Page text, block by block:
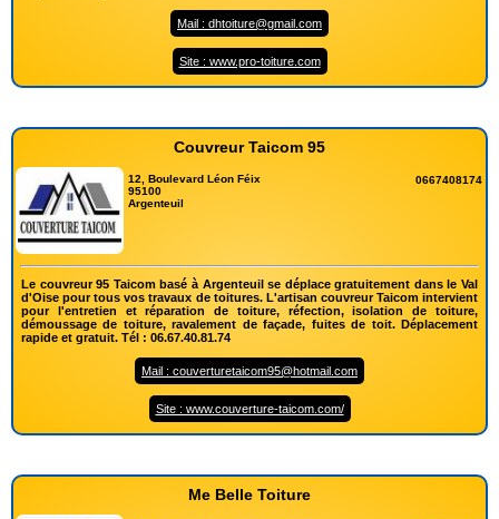
Mail : dhtoiture@gmail.com
Site : www.pro-toiture.com
Couvreur Taicom 95
12, Boulevard Léon Féix
95100
Argenteuil
0667408174
Le couvreur 95 Taicom basé à Argenteuil se déplace gratuitement dans le Val
d'Oise pour tous vos travaux de toitures. L'artisan couvreur Taicom intervient
pour l'entretien et réparation de toiture, réfection, isolation de toiture,
démoussage de toiture, ravalement de façade, fuites de toit. Déplacement
rapide et gratuit. Tél : 06.67.40.81.74
Mail : couverturetaicom95@hotmail.com
Site : www.couverture-taicom.com/
Me Belle Toiture